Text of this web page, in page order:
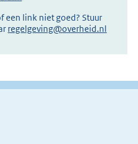
een link niet goed? Stuur
regelgeving@overheid.nl